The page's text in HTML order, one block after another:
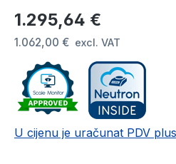
Redovna cijena:
1.295,64 €
1.062,00 € excl. VAT
U cijenu je uračunat PDV